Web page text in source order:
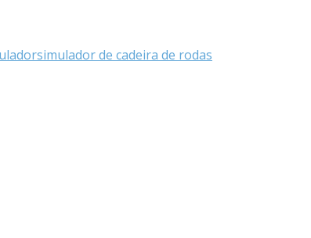
simulador de cadeira de rodas